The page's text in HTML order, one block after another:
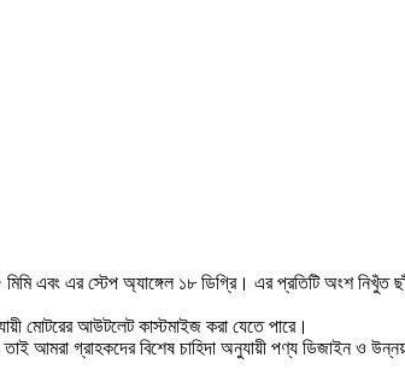
এবং এর স্টেপ অ্যাঙ্গেল ১৮ ডিগ্রি। এর প্রতিটি অংশ
মোটরের আউটলেট কাস্টমাইজ করা যেতে পারে।
আমরা গ্রাহকদের বিশেষ চাহিদা অনুযায়ী পণ্য ডিজাইন ও